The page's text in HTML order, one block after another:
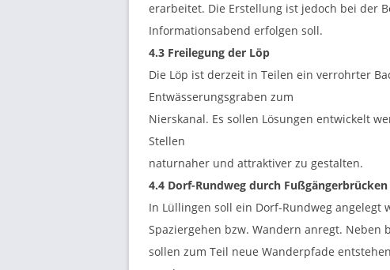
erarbeitet. Die Erstellung ist jedoch bei der
Informationsabend erfolgen soll.
4.3 Freilegung der Löp
Die Löp ist derzeit in Teilen ein verrohrter
Entwässerungsgraben zum
Nierskanal. Es sollen Lösungen entwickelt
Stellen
naturnaher und attraktiver zu gestalten.
4.4 Dorf-Rundweg durch Fußgängerbrücken
In Lüllingen soll ein Dorf-Rundweg
Spaziergehen bzw. Wandern anregt. Neben
sollen zum Teil neue Wanderpfade